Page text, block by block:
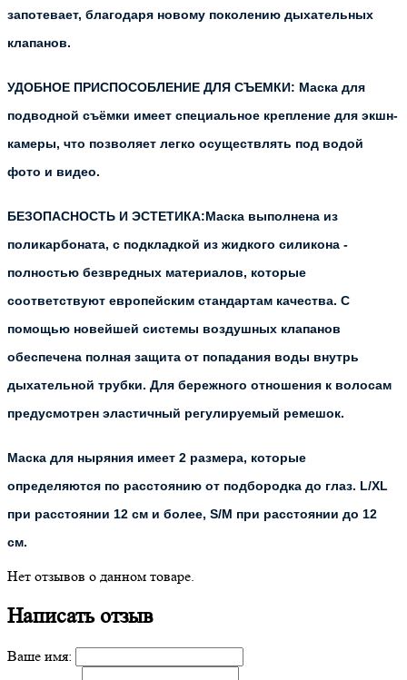
запотевает, благодаря новому поколению дыхательных
клапанов.
УДОБНОЕ ПРИСПОСОБЛЕНИЕ ДЛЯ СЪЕМКИ: Маска для
подводной съёмки имеет специальное крепление для экшн-
камеры, что позволяет легко осуществлять под водой
фото и видео.
БЕЗОПАСНОСТЬ И ЭСТЕТИКА:Маска выполнена из
поликарбоната, с подкладкой из жидкого силикона -
полностью безвредных материалов, которые
соответствуют европейским стандартам качества. С
помощью новейшей системы воздушных клапанов
обеспечена полная защита от попадания воды внутрь
дыхательной трубки. Для бережного отношения к волосам
предусмотрен эластичный регулируемый ремешок.
Маска для ныряния имеет 2 размера, которые
определяются по расстоянию от подбородка до глаз. L/XL
при расстоянии 12 см и более, S/M при расстоянии до 12
см.
Нет отзывов о данном товаре.
Написать отзыв
Ваше имя: